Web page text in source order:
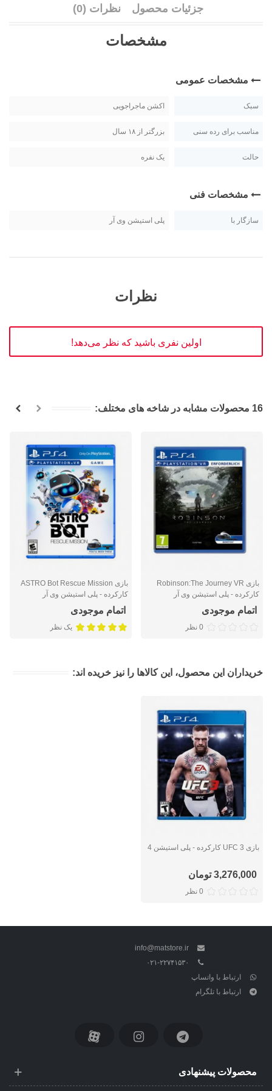
جزئیات محصول نظرات (0)
مشخصات
مشخصات عمومی
سبک اکشن ماجراجویی
مناسب برای رده سنی بزرگتر از ۱۸ سال
حالت یک نفره
مشخصات فنی
سازگار با پلی استیشن وی آر
نظرات
اولین نفری باشید که نظر می‌دهد!
16 محصولات مشابه در شاخه های مختلف:
بازی Robinson:The Journey VR
کارکرده - پلی استیشن وی آر
اتمام موجودی
0 نظر
بازی ASTRO Bot Rescue Mission
کارکرده - پلی استیشن وی آر
اتمام موجودی
یک نظر
خریداران این محصول، این کالاها را نیز خریده اند:
بازی UFC 3 کارکرده - پلی استیشن 4
3,276,000 تومان
0 نظر
info@matstore.ir
۰۲۱-۲۲۷۴۱۵۳۰
ارتباط با واتساپ
ارتباط با تلگرام
محصولات پیشنهادی